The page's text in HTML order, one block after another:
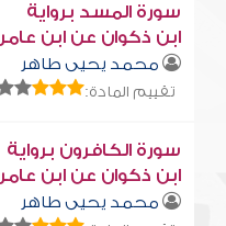
سورة المسد برواية
ابن ذكوان عن ابن عامر
محمد يحيى طاهر
تقييم المادة:
سورة الكافرون برواية
ابن ذكوان عن ابن عامر
محمد يحيى طاهر